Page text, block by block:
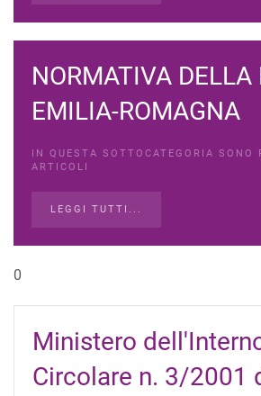
NORMATIVA DELLA
EMILIA-ROMAGNA
IN QUESTA SOTTOCATEGORIA SONO
ARTICOLI
LEGGI TUTTI...
0
Ministero
Circolare n. 3/2001